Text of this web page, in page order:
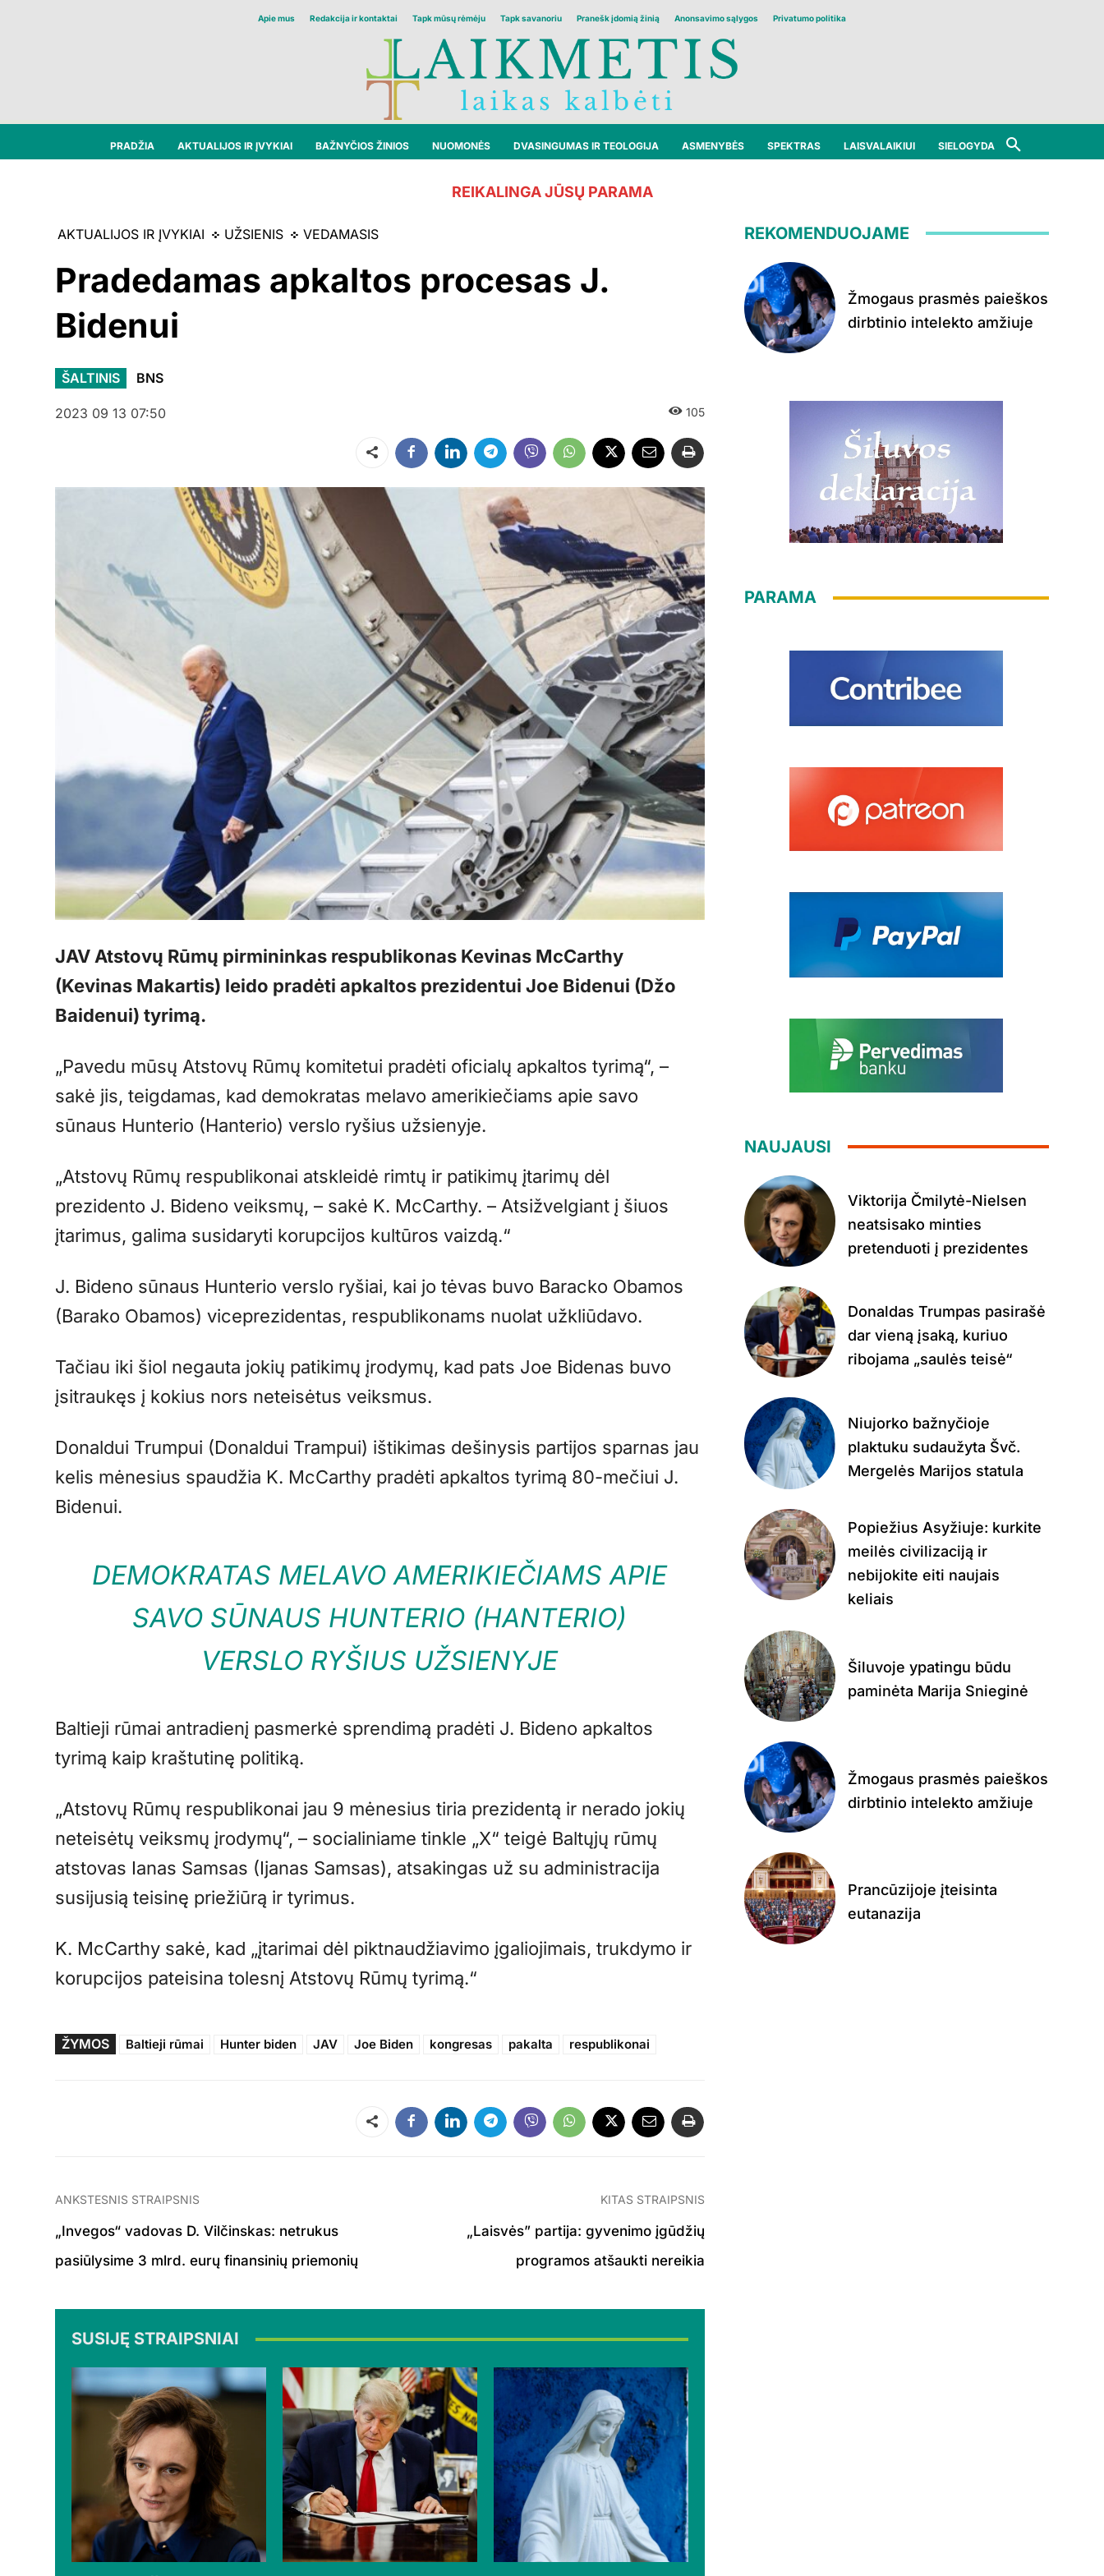
Apie mus Redakcija ir kontaktai Tapk mūsų rėmėju Tapk savanoriu Pranešk įdomią žinią Anonsavimo sąlygos Privatumo politika
PRADŽIA AKTUALIJOS IR ĮVYKIAI BAŽNYČIOS ŽINIOS NUOMONĖS DVASINGUMAS IR TEOLOGIJA ASMENYBĖS SPEKTRAS LAISVALAIKIUI SIELOGYDA
REIKALINGA JŪSŲ PARAMA
AKTUALIJOS IR ĮVYKIAI UŽSIENIS VEDAMASIS
Pradedamas apkaltos procesas J.
Bidenui
ŠALTINIS BNS
2023 09 13 07:50 105
Dalintis
JAV Atstovų Rūmų pirmininkas respublikonas Kevinas McCarthy
(Kevinas Makartis) leido pradėti apkaltos prezidentui Joe Bidenui (Džo
Baidenui) tyrimą.
„Pavedu mūsų Atstovų Rūmų komitetui pradėti oficialų apkaltos tyrimą“, –
sakė jis, teigdamas, kad demokratas melavo amerikiečiams apie savo
sūnaus Hunterio (Hanterio) verslo ryšius užsienyje.
„Atstovų Rūmų respublikonai atskleidė rimtų ir patikimų įtarimų dėl
prezidento J. Bideno veiksmų, – sakė K. McCarthy. – Atsižvelgiant į šiuos
įtarimus, galima susidaryti korupcijos kultūros vaizdą.“
J. Bideno sūnaus Hunterio verslo ryšiai, kai jo tėvas buvo Baracko Obamos
(Barako Obamos) viceprezidentas, respublikonams nuolat užkliūdavo.
Tačiau iki šiol negauta jokių patikimų įrodymų, kad pats Joe Bidenas buvo
įsitraukęs į kokius nors neteisėtus veiksmus.
Donaldui Trumpui (Donaldui Trampui) ištikimas dešinysis partijos sparnas jau
kelis mėnesius spaudžia K. McCarthy pradėti apkaltos tyrimą 80-mečiui J.
Bidenui.
DEMOKRATAS MELAVO AMERIKIEČIAMS APIE
SAVO SŪNAUS HUNTERIO (HANTERIO)
VERSLO RYŠIUS UŽSIENYJE
Baltieji rūmai antradienį pasmerkė sprendimą pradėti J. Bideno apkaltos
tyrimą kaip kraštutinę politiką.
„Atstovų Rūmų respublikonai jau 9 mėnesius tiria prezidentą ir nerado jokių
neteisėtų veiksmų įrodymų“, – socialiniame tinkle „X“ teigė Baltųjų rūmų
atstovas Ianas Samsas (Ijanas Samsas), atsakingas už su administracija
susijusią teisinę priežiūrą ir tyrimus.
K. McCarthy sakė, kad „įtarimai dėl piktnaudžiavimo įgaliojimais, trukdymo ir
korupcijos pateisina tolesnį Atstovų Rūmų tyrimą.“
ŽYMOS Baltieji rūmai Hunter biden JAV Joe Biden kongresas pakalta respublikonai
Dalintis
ANKSTESNIS STRAIPSNIS
„Invegos“ vadovas D. Vilčinskas: netrukus
pasiūlysime 3 mlrd. eurų finansinių priemonių
KITAS STRAIPSNIS
„Laisvės” partija: gyvenimo įgūdžių
programos atšaukti nereikia
SUSIJĘ STRAIPSNIAI
REKOMENDUOJAME
Žmogaus prasmės paieškos
dirbtinio intelekto amžiuje
PARAMA
NAUJAUSI
Viktorija Čmilytė-Nielsen
neatsisako minties
pretenduoti į prezidentes
Donaldas Trumpas pasirašė
dar vieną įsaką, kuriuo
ribojama „saulės teisė“
Niujorko bažnyčioje
plaktuku sudaužyta Švč.
Mergelės Marijos statula
Popiežius Asyžiuje: kurkite
meilės civilizaciją ir
nebijokite eiti naujais
keliais
Šiluvoje ypatingu būdu
paminėta Marija Snieginė
Žmogaus prasmės paieškos
dirbtinio intelekto amžiuje
Prancūzijoje įteisinta
eutanazija